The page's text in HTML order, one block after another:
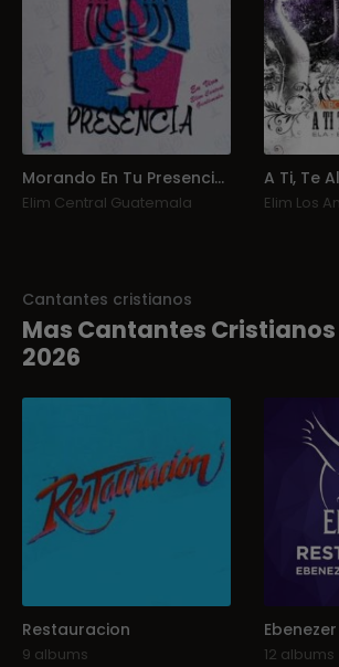
Morando En Tu Presencia (En Vivo)
Elim Central Guatemala Elim Los
Cantantes cristianos
Mas Cantantes
2026
Restauracion
9 albums 12 albums